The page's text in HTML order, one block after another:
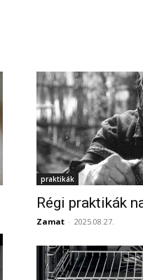
praktikák
Régi praktikák
Zamat - 2025.08.27.